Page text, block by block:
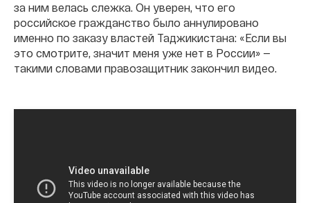
за ним велась слежка. Он уверен, что его
российское гражданство было аннулировано
именно по заказу властей Таджикистана: «Если вы
это смотрите, значит меня уже нет в России» —
такими словами правозащитник закончил видео.